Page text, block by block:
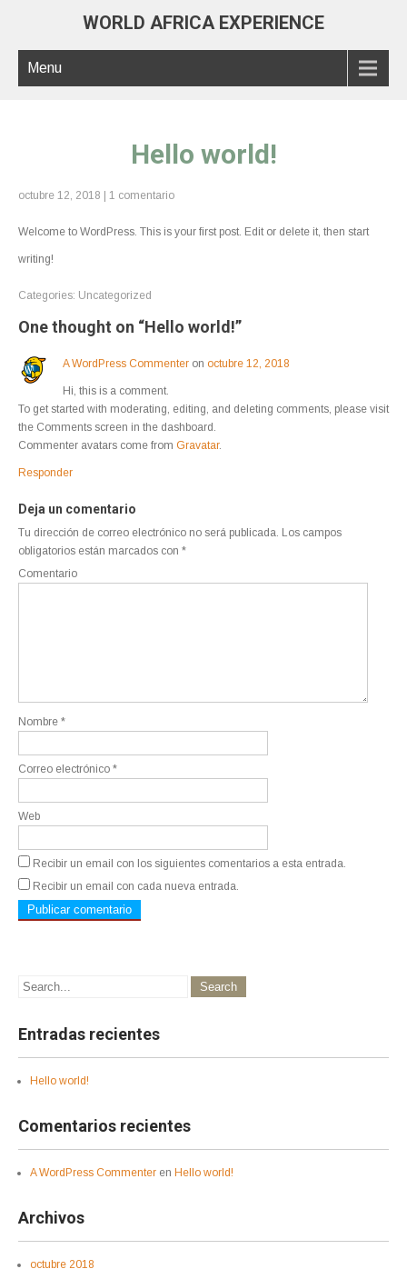
WORLD AFRICA EXPERIENCE
Menu
Hello world!
octubre 12, 2018 1 comentario
Welcome to WordPress. This is your first post. Edit or delete it, then start
writing!
Categories: Uncategorized
One thought on “Hello world!”
A WordPress Commenter on octubre 12, 2018
Hi, this is a comment.
To get started with moderating, editing, and deleting comments, please visit
the Comments screen in the dashboard.
Commenter avatars come from Gravatar.
Responder
Deja un comentario
Tu dirección de correo electrónico no será publicada. Los campos
obligatorios están marcados con *
Comentario
Nombre *
Correo electrónico *
Web
Recibir un email con los siguientes comentarios a esta entrada.
Recibir un email con cada nueva entrada.
Entradas recientes
Hello world!
Comentarios recientes
A WordPress Commenter en Hello world!
Archivos
octubre 2018